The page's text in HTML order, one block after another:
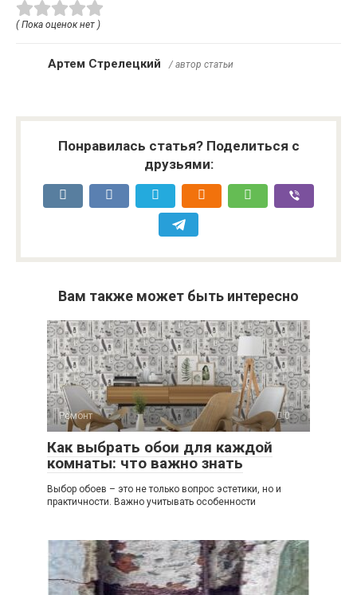
( Пока оценок нет )
Артем Стрелецкий / автор статьи
Понравилась статья? Поделиться с
друзьями:
Вам также может быть интересно
Ремонт 0
Как выбрать обои для каждой
комнаты: что важно знать
Выбор обоев – это не только вопрос эстетики, но и
практичности. Важно учитывать особенности